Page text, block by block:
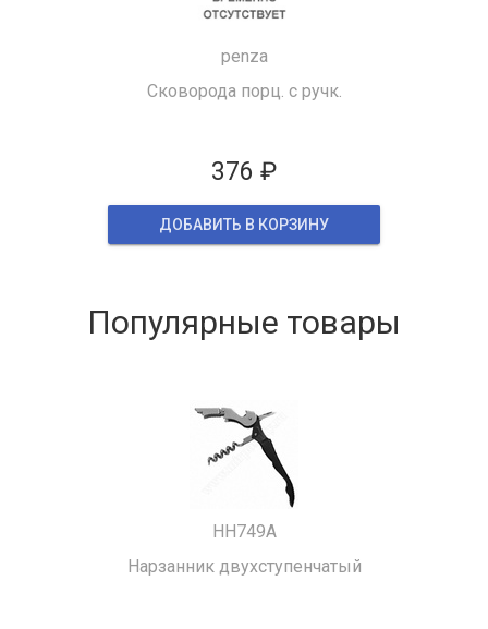
penza
Сковорода порц. с ручк.
376 ₽
ДОБАВИТЬ В КОРЗИНУ
Популярные товары
HH749A
Нарзанник двухступенчатый